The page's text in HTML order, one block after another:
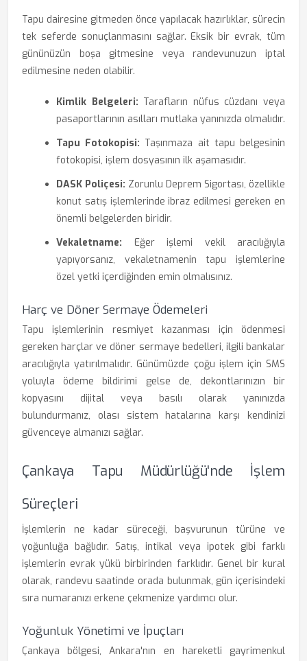
Tapu dairesine gitmeden önce yapılacak hazırlıklar, sürecin
tek seferde sonuçlanmasını sağlar. Eksik bir evrak, tüm
gününüzün boşa gitmesine veya randevunuzun iptal
edilmesine neden olabilir.
Kimlik Belgeleri: Tarafların nüfus cüzdanı veya
pasaportlarının asılları mutlaka yanınızda olmalıdır.
Tapu Fotokopisi: Taşınmaza ait tapu belgesinin
fotokopisi, işlem dosyasının ilk aşamasıdır.
DASK Poliçesi: Zorunlu Deprem Sigortası, özellikle
konut satış işlemlerinde ibraz edilmesi gereken en
önemli belgelerden biridir.
Vekaletname: Eğer işlemi vekil aracılığıyla
yapıyorsanız, vekaletnamenin tapu işlemlerine
özel yetki içerdiğinden emin olmalısınız.
Harç ve Döner Sermaye Ödemeleri
Tapu işlemlerinin resmiyet kazanması için ödenmesi
gereken harçlar ve döner sermaye bedelleri, ilgili bankalar
aracılığıyla yatırılmalıdır. Günümüzde çoğu işlem için SMS
yoluyla ödeme bildirimi gelse de, dekontlarınızın bir
kopyasını dijital veya basılı olarak yanınızda
bulundurmanız, olası sistem hatalarına karşı kendinizi
güvenceye almanızı sağlar.
Çankaya Tapu Müdürlüğü'nde İşlem
Süreçleri
İşlemlerin ne kadar süreceği, başvurunun türüne ve
yoğunluğa bağlıdır. Satış, intikal veya ipotek gibi farklı
işlemlerin evrak yükü birbirinden farklıdır. Genel bir kural
olarak, randevu saatinde orada bulunmak, gün içerisindeki
sıra numaranızı erkene çekmenize yardımcı olur.
Yoğunluk Yönetimi ve İpuçları
Çankaya bölgesi, Ankara'nın en hareketli gayrimenkul